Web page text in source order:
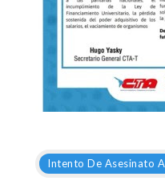
Intento De Asesinato